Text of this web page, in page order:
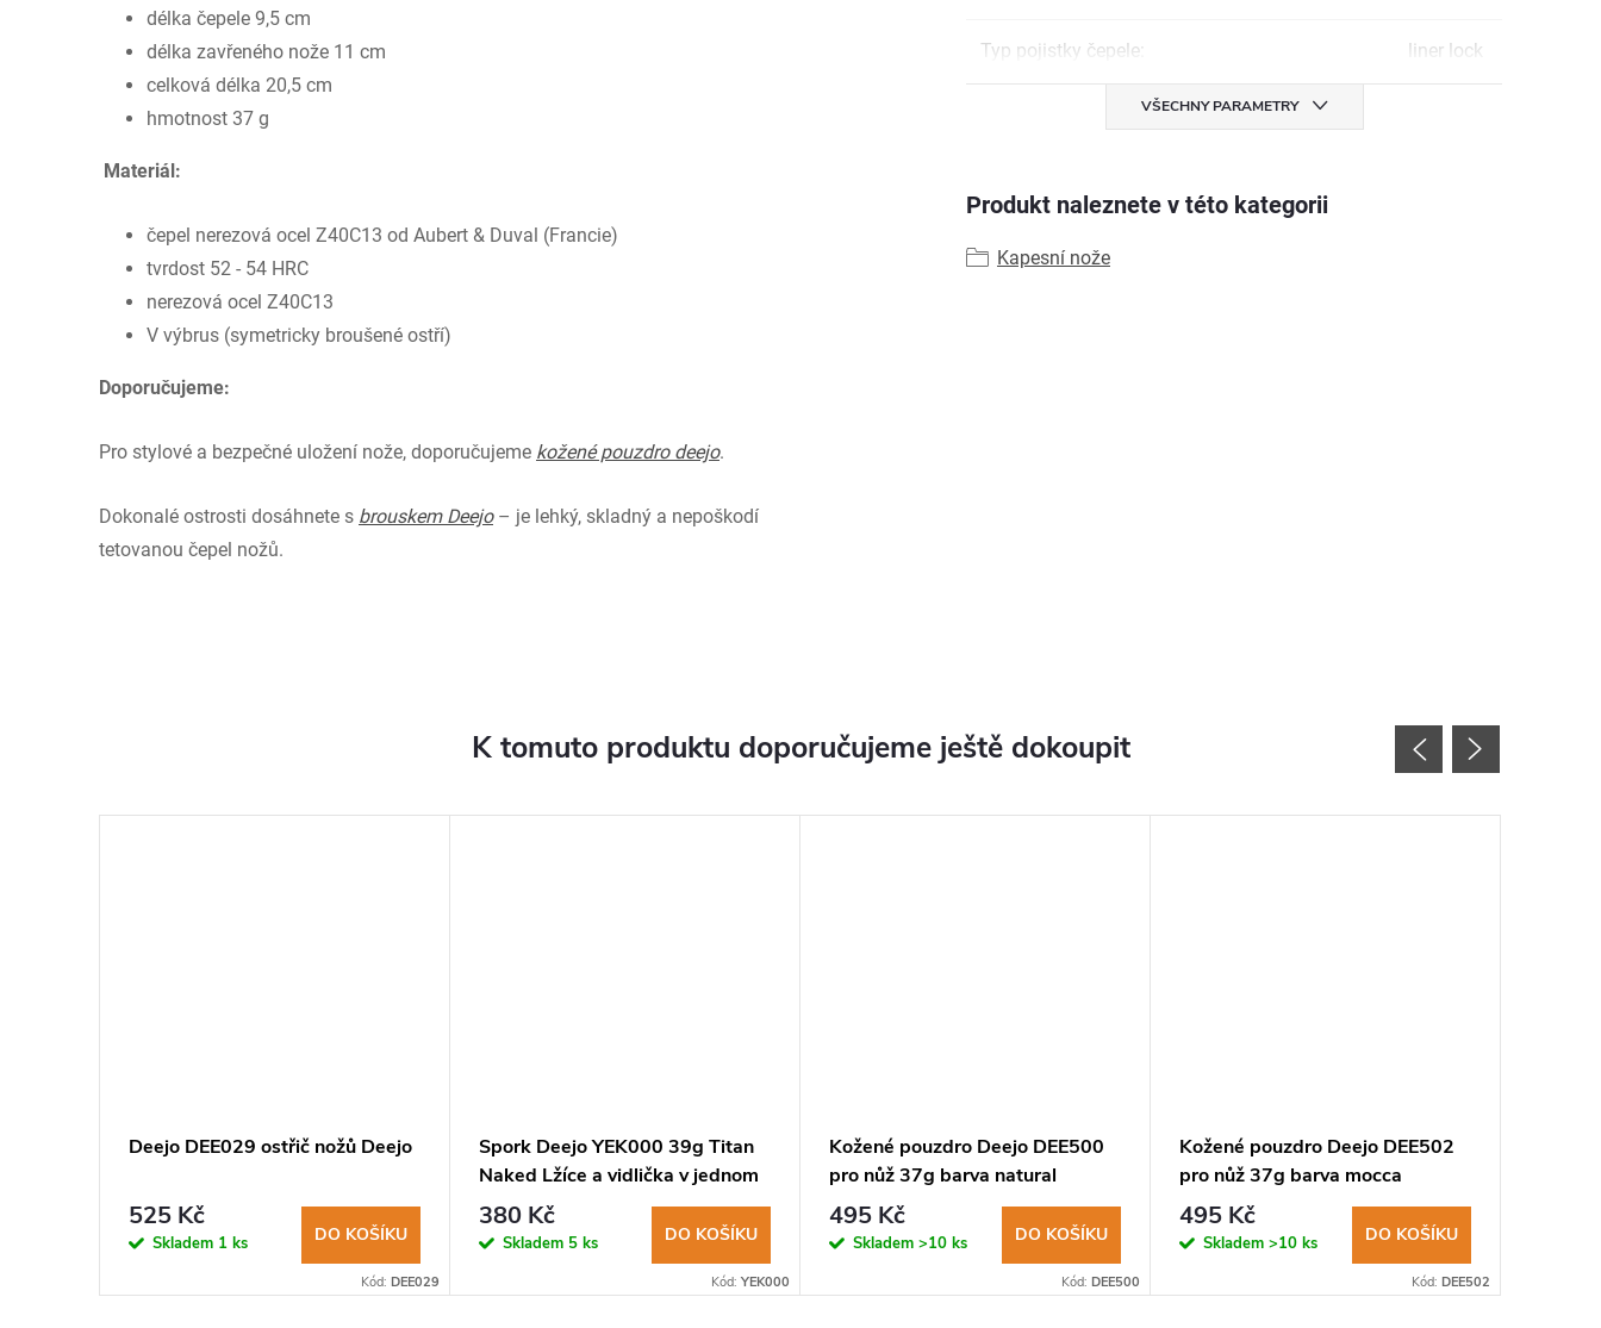
délka čepele 9,5 cm
délka zavřeného nože 11 cm
celková délka 20,5 cm
hmotnost 37 g
Materiál:
čepel nerezová ocel Z40C13 od Aubert & Duval (Francie)
tvrdost 52 - 54 HRC
nerezová ocel Z40C13
V výbrus (symetricky broušené ostří)
Doporučujeme:
Pro stylové a bezpečné uložení nože, doporučujeme kožené pouzdro deejo.
Dokonalé ostrosti dosáhnete s brouskem Deejo– je lehký, skladný a nepoškodí
tetovanou čepel nožů.
Typ pojistky čepele: liner lock
VŠECHNY PARAMETRY
Produkt naleznete v této kategorii
Kapesní nože
K tomuto produktu doporučujeme ještě dokoupit
Deejo DEE029 ostřič nožů Deejo
525 Kč
Skladem 1 ks DO KOŠÍKU
Kód: DEE029
Spork Deejo YEK000 39g Titan
Naked Lžíce a vidlička v jednom
380 Kč
Skladem 5 ks DO KOŠÍKU
Kód: YEK000
Kožené pouzdro Deejo DEE500
pro nůž 37g barva natural
495 Kč
Skladem >10 ks DO KOŠÍKU
Kód: DEE500
Kožené pouzdro Deejo DEE502
pro nůž 37g barva mocca
495 Kč
Skladem >10 ks DO KOŠÍKU
Kód: DEE502